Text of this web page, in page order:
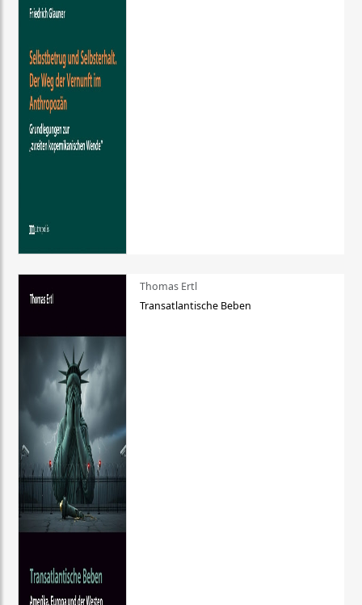
Thomas Ertl
Transatlantische Beben